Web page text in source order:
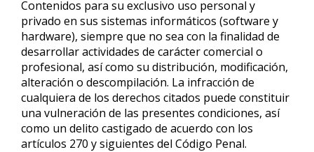
Contenidos para su exclusivo uso personal y
privado en sus sistemas informáticos (software y
hardware), siempre que no sea con la finalidad de
desarrollar actividades de carácter comercial o
profesional, así como su distribución, modificación,
alteración o descompilación. La infracción de
cualquiera de los derechos citados puede constituir
una vulneración de las presentes condiciones, así
como un delito castigado de acuerdo con los
artículos 270 y siguientes del Código Penal.